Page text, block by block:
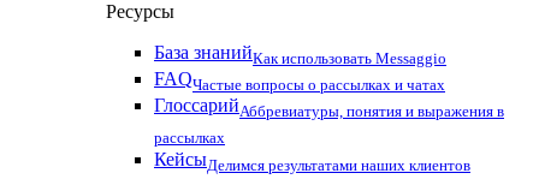
Ресурсы
База знанийКак использовать Messaggio
FAQЧастые вопросы о рассылках и чатах
ГлоссарийАббревиатуры, понятия и выражения в
рассылках
КейсыДелимся результатами наших клиентов